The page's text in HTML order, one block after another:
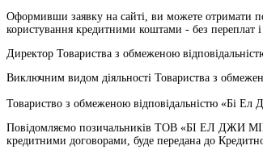
Оформивши заявку на сайті, ви можете отримати
користування кредитними коштами - без переплат
Директор Товариства з обмеженою
Виключним видом діяльності Товариства з
Товариство з обмеженою відповідальністю «Бі Ел
Повідомляємо позичальників ТОВ «БІ ЕЛ ДЖИ
кредитними договорами, буде передана до